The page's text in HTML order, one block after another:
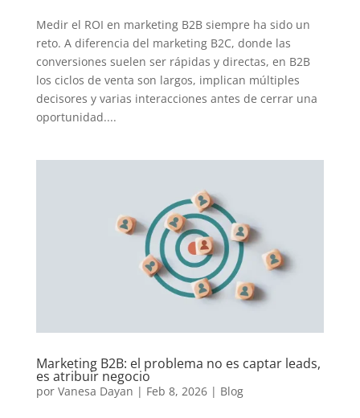
Medir el ROI en marketing B2B siempre ha sido un
reto. A diferencia del marketing B2C, donde las
conversiones suelen ser rápidas y directas, en B2B
los ciclos de venta son largos, implican múltiples
decisores y varias interacciones antes de cerrar una
oportunidad....
Marketing B2B: el problema no es captar leads,
es atribuir negocio
por Vanesa Dayan | Feb 8, 2026| Blog